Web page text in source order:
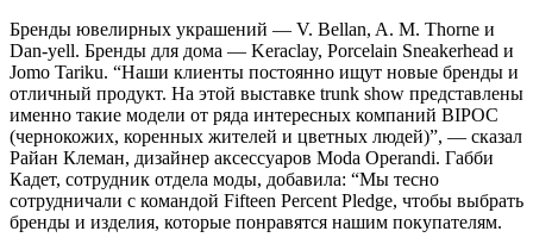
Бренды ювелирных украшений — V. Bellan, A. M. Thorne и
Dan-yell. Бренды для дома — Keraclay, Porcelain Sneakerhead и
Jomo Tariku. “Наши клиенты постоянно ищут новые бренды и
отличный продукт. На этой выставке trunk show представлены
именно такие модели от ряда интересных компаний BIPOC
(чернокожих, коренных жителей и цветных людей)”, — сказал
Райан Клеман, дизайнер аксессуаров Moda Operandi. Габби
Кадет, сотрудник отдела моды, добавила: “Мы тесно
сотрудничали с командой Fifteen Percent Pledge, чтобы выбрать
бренды и изделия, которые понравятся нашим покупателям.